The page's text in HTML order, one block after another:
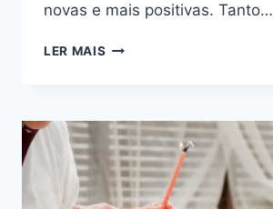
novas e mais positivas. Tanto…
LER MAIS MESA